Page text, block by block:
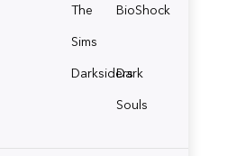
The
Sims
BioShock
Darksiders
Dark
Souls